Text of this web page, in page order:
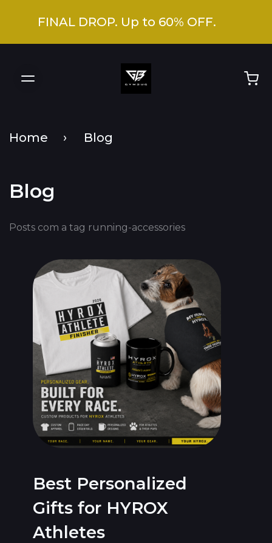
FINAL DROP. Up to 60% OFF.
Home Blog
Blog
Posts com a tag running-accessories
Best Personalized
Gifts for HYROX
Athletes